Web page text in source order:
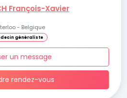
François-Xavier
- Belgique
généraliste
un message
rendez-vous